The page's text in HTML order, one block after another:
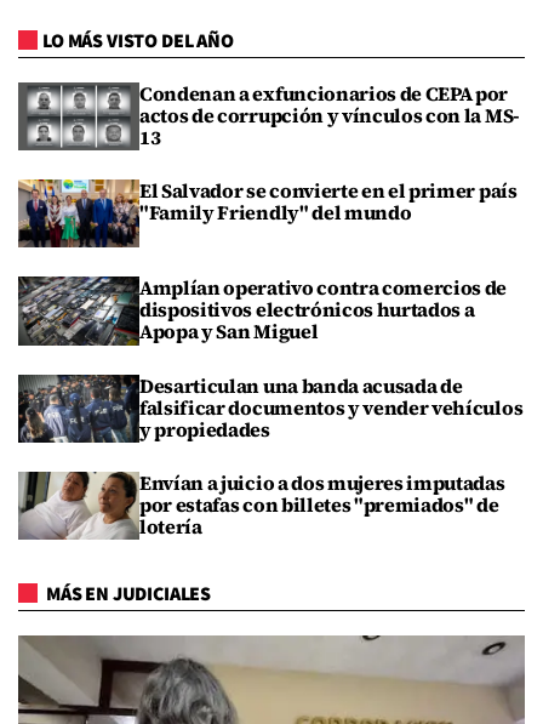
LO MÁS VISTO DEL AÑO
Condenan a exfuncionarios de CEPA por
actos de corrupción y vínculos con la MS-
13
El Salvador se convierte en el primer país
"Family Friendly" del mundo
Amplían operativo contra comercios de
dispositivos electrónicos hurtados a
Apopa y San Miguel
Desarticulan una banda acusada de
falsificar documentos y vender vehículos
y propiedades
Envían a juicio a dos mujeres imputadas
por estafas con billetes "premiados" de
lotería
MÁS EN JUDICIALES